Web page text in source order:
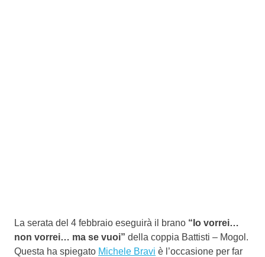
La serata del 4 febbraio eseguirà il brano “Io vorrei…
non vorrei… ma se vuoi” della coppia Battisti – Mogol.
Questa ha spiegato Michele Bravi è l’occasione per far